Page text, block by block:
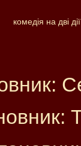
комедія на дві дії